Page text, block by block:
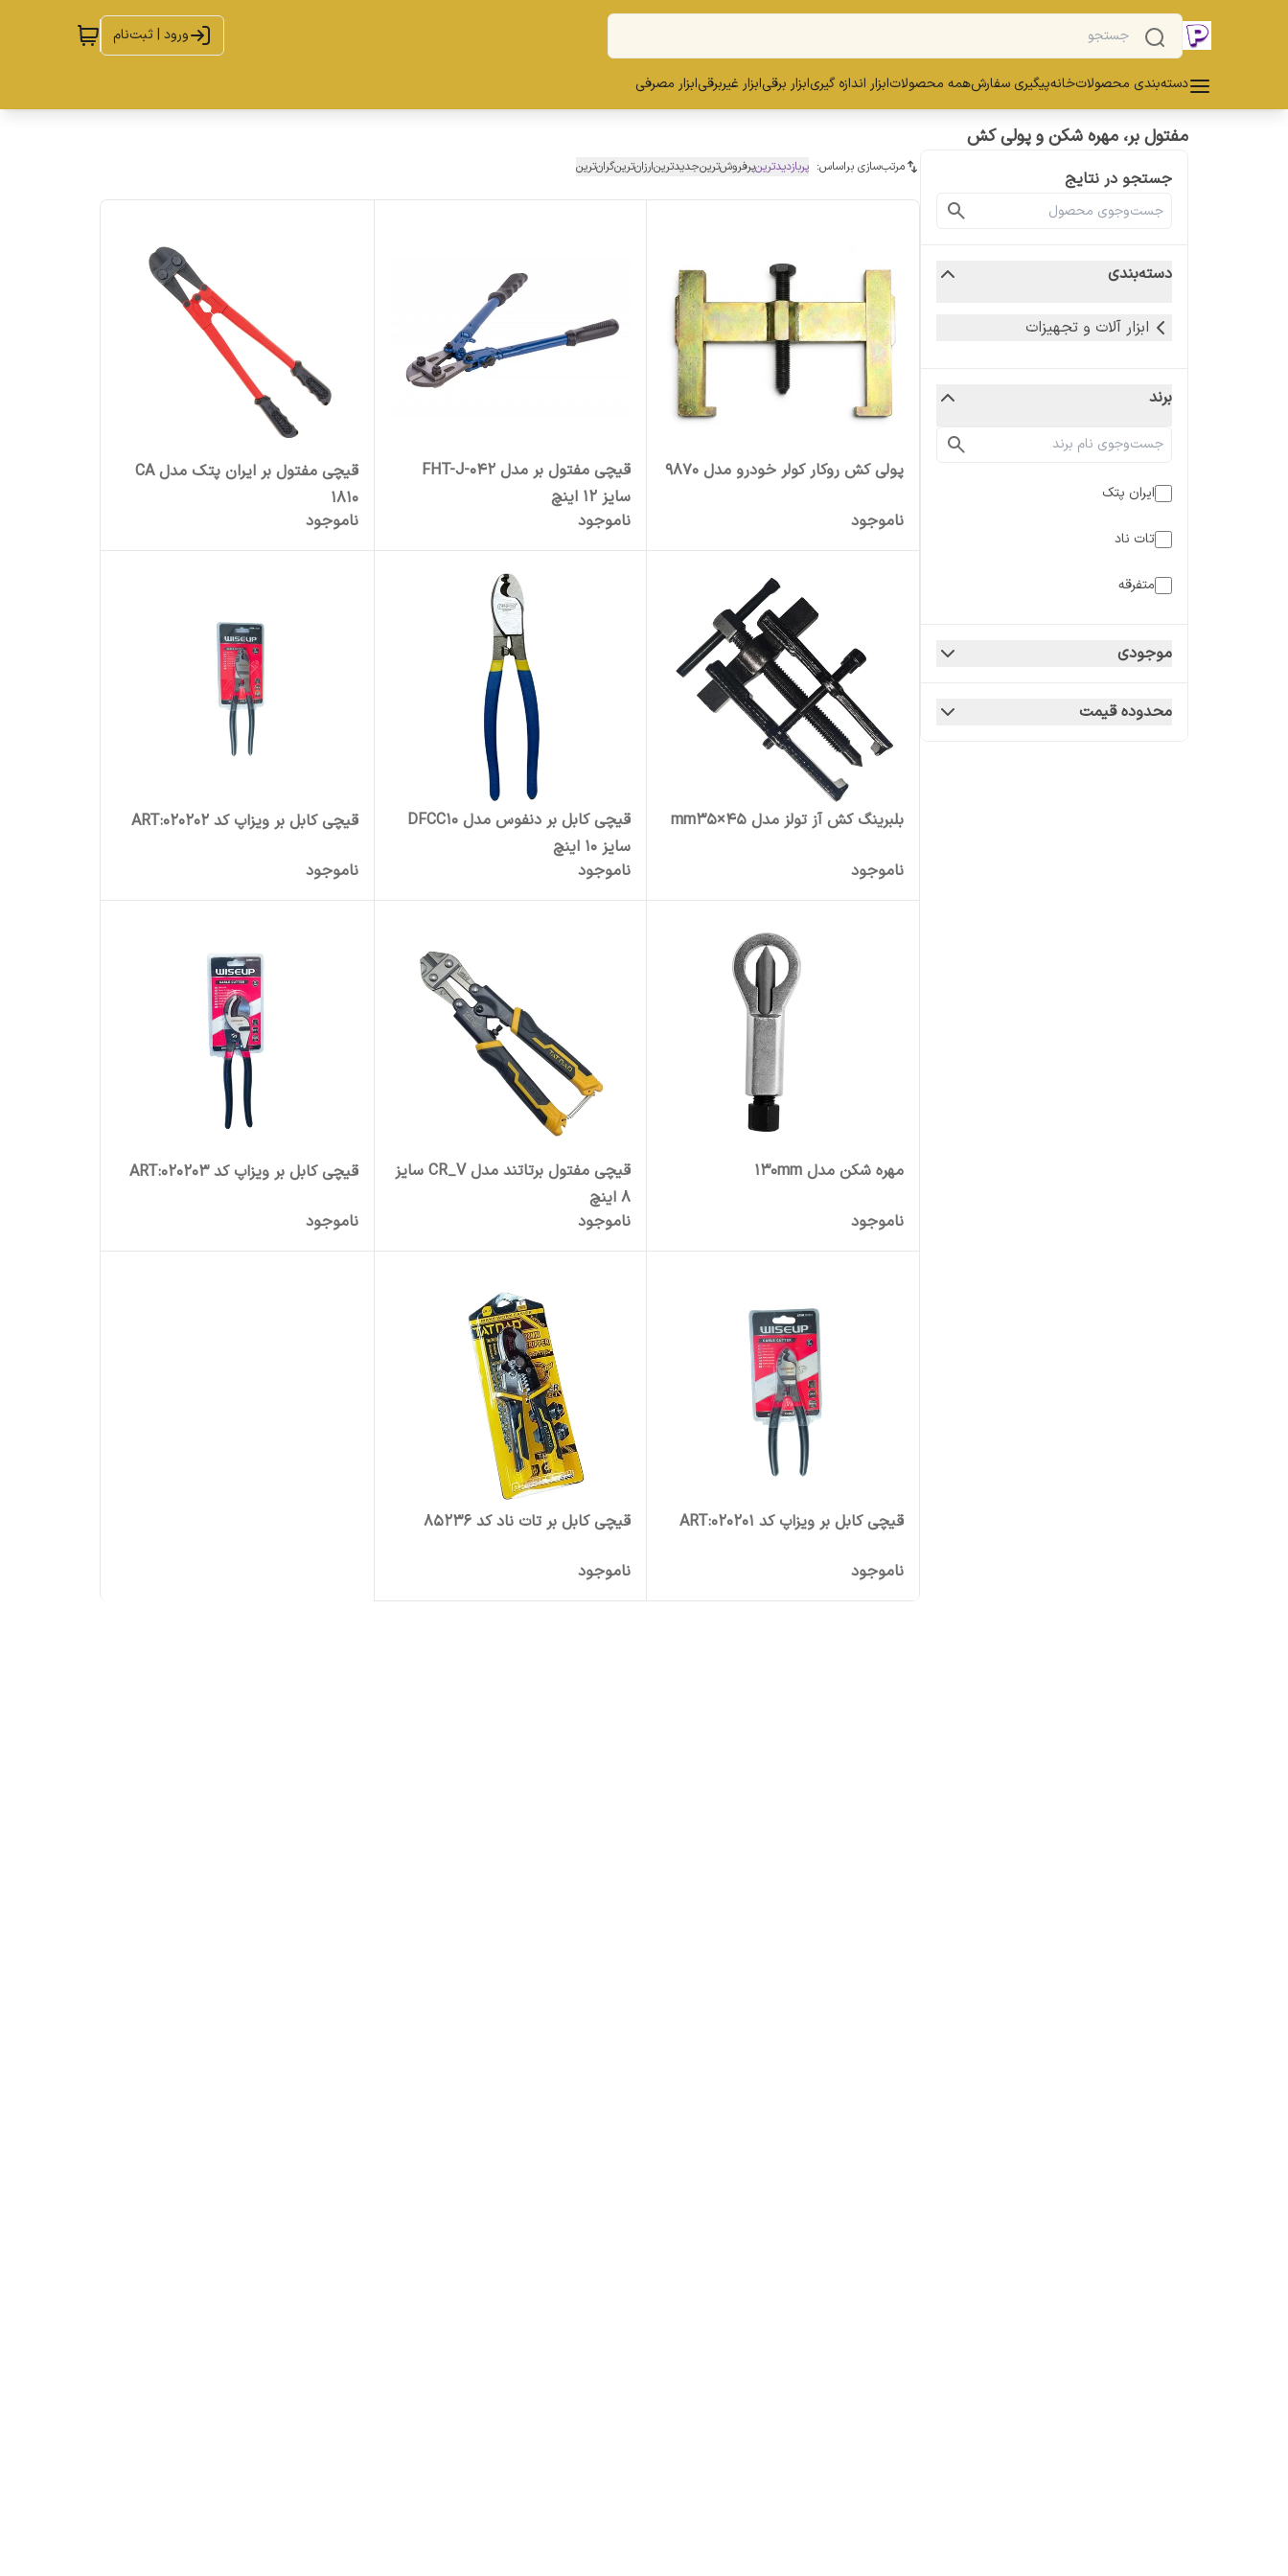
ورود | ثبت‌نام
دسته‌بندی محصولاتخانهپیگیری سفارشهمه محصولاتابزار اندازه گیریابزار برقیابزار غیربرقیابزار مصرفی
مفتول بر، مهره شکن و پولی کش
جستجو در نتایج
دسته‌بندی
ابزار آلات و تجهیزات
برند
ایران پتک
تات ناد
متفرقه
موجودی
محدوده قیمت
مرتب‌سازی براساس: پربازدیدترینپرفروش‌ترینجدیدترینارزان‌ترینگران‌ترین
پولی کش روکار کولر خودرو مدل 9870
ناموجود
قیچی مفتول بر مدل FHT-J-042
سایز 12 اینچ
ناموجود
قیچی مفتول بر ایران پتک مدل CA
1810
ناموجود
بلبرینگ کش آز تولز مدل mm35×45
ناموجود
قیچی کابل بر دنفوس مدل DFCC10
سایز 10 اینچ
ناموجود
قیچی کابل بر ویزاپ کد ART:020202
ناموجود
مهره شکن مدل 130mm
ناموجود
قیچی مفتول برتاتند مدل CR_V سایز
8 اینچ
ناموجود
قیچی کابل بر ویزاپ کد ART:020203
ناموجود
قیچی کابل بر ویزاپ کد ART:020201
ناموجود
قیچی کابل بر تات ناد کد 85236
ناموجود